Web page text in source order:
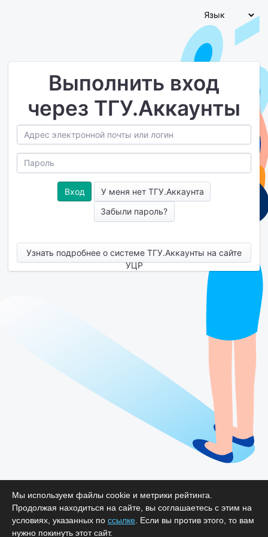
Выполнить вход
через ТГУ.Аккаунты
У меня нет ТГУ.Аккаунта
Забыли пароль?
Узнать подробнее о системе ТГУ.Аккаунты на сайте
УЦР
Мы используем файлы cookie и метрики рейтинга.
Продолжая находиться на сайте, вы соглашаетесь с этим на
условиях, указанных по ссылке . Если вы против этого, то вам
нужно покинуть этот сайт.